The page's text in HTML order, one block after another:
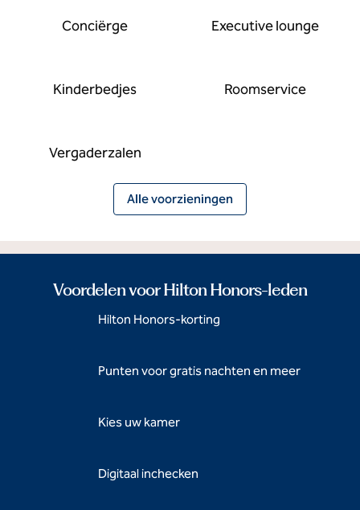
Conciërge Executive lounge
Kinderbedjes Roomservice
Vergaderzalen
Alle voorzieningen
Voordelen voor Hilton Honors-leden
Hilton Honors-korting
Punten voor gratis nachten en meer
Kies uw kamer
Digitaal inchecken